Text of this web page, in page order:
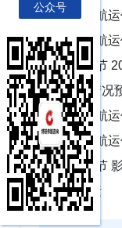
一、航
二、航
第二节
业进出口情况
一、航
二、航
第三节
的主要因素
公众号